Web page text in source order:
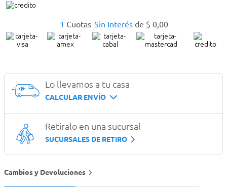
1 Cuotas Sin Interés de $ 0,00
Lo llevamos a tu casa
CALCULAR ENVÍO
Retiralo en una sucursal
SUCURSALES DE RETIRO
Cambios y Devoluciones